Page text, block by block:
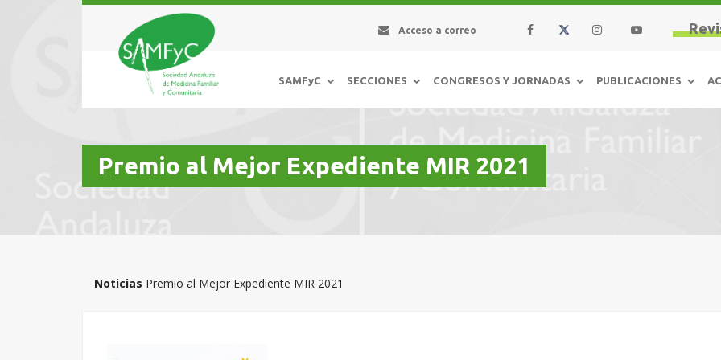
Acceso a correo
SAMFyC SECCIONES CONGRESOS Y JORNADAS PUBLICACIONES
Premio al Mejor Expediente MIR 2021
Noticias Premio al Mejor Expediente MIR 2021